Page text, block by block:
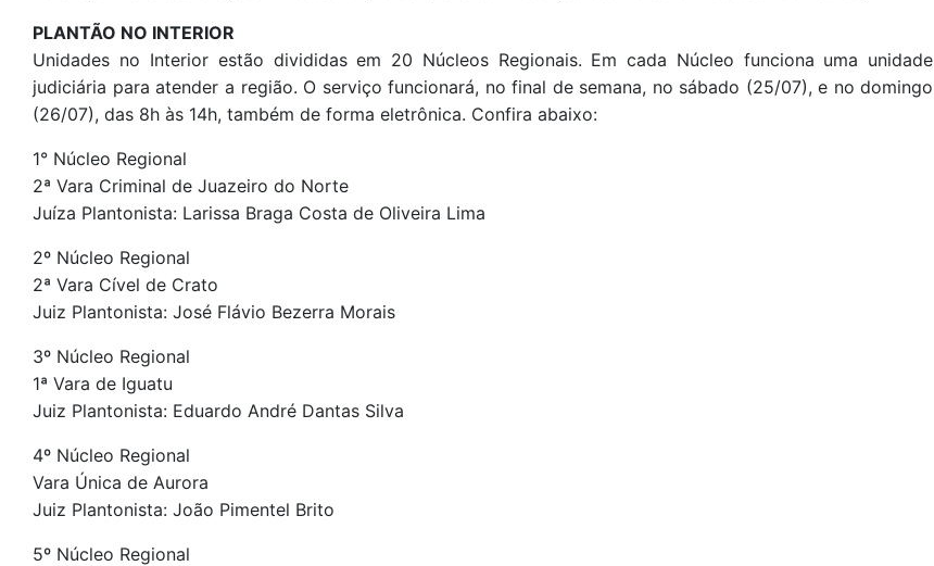
PLANTÃO NO INTERIOR
Unidades no Interior estão divididas em 20 Núcleos Regionais. Em cada Núcleo funciona uma unidade
judiciária para atender a região. O serviço funcionará, no final de semana, no sábado (25/07), e no domingo
(26/07), das 8h às 14h, também de forma eletrônica. Confira abaixo:
1° Núcleo Regional
2ª Vara Criminal de Juazeiro do Norte
Juíza Plantonista: Larissa Braga Costa de Oliveira Lima
2º Núcleo Regional
2ª Vara Cível de Crato
Juiz Plantonista: José Flávio Bezerra Morais
3º Núcleo Regional
1ª Vara de Iguatu
Juiz Plantonista: Eduardo André Dantas Silva
4º Núcleo Regional
Vara Única de Aurora
Juiz Plantonista: João Pimentel Brito
5º Núcleo Regional